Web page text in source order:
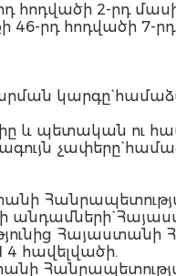
հոդվածի 2-րդ
րդ հոդվածի 7-րդ
կարգը`
և պետական ու
չափերը`
անդամների`
Հայաստանի
հավելվածի.